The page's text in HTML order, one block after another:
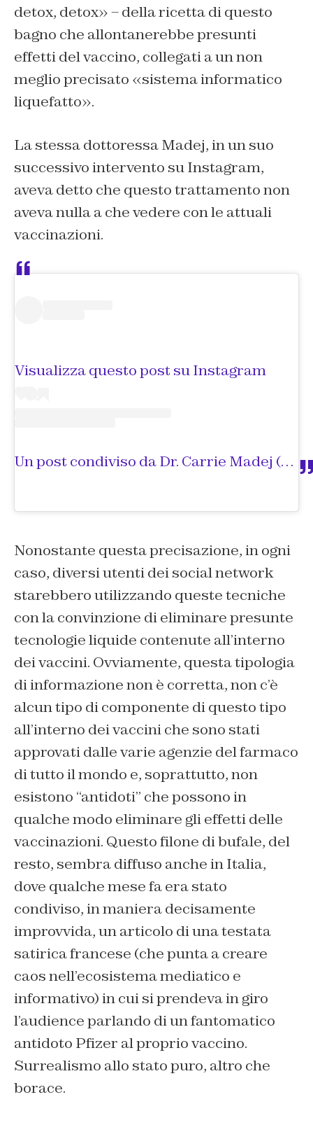
detox, detox» – della ricetta di questo
bagno che allontanerebbe presunti
effetti del vaccino, collegati a un non
meglio precisato «sistema informatico
liquefatto».
La stessa dottoressa Madej, in un suo
successivo intervento su Instagram,
aveva detto che questo trattamento non
aveva nulla a che vedere con le attuali
vaccinazioni.
Visualizza questo post su Instagram
Un post condiviso da Dr. Carrie Madej (@fenixmeddr)
Nonostante questa precisazione, in ogni
caso, diversi utenti dei social network
starebbero utilizzando queste tecniche
con la convinzione di eliminare presunte
tecnologie liquide contenute all’interno
dei vaccini. Ovviamente, questa tipologia
di informazione non è corretta, non c’è
alcun tipo di componente di questo tipo
all’interno dei vaccini che sono stati
approvati dalle varie agenzie del farmaco
di tutto il mondo e, soprattutto, non
esistono “antidoti” che possono in
qualche modo eliminare gli effetti delle
vaccinazioni. Questo filone di bufale, del
resto, sembra diffuso anche in Italia,
dove qualche mese fa era stato
condiviso, in maniera decisamente
improvvida, un articolo di una testata
satirica francese (che punta a creare
caos nell’ecosistema mediatico e
informativo) in cui si prendeva in giro
l’audience parlando di un fantomatico
antidoto Pfizer al proprio vaccino.
Surrealismo allo stato puro, altro che
borace.